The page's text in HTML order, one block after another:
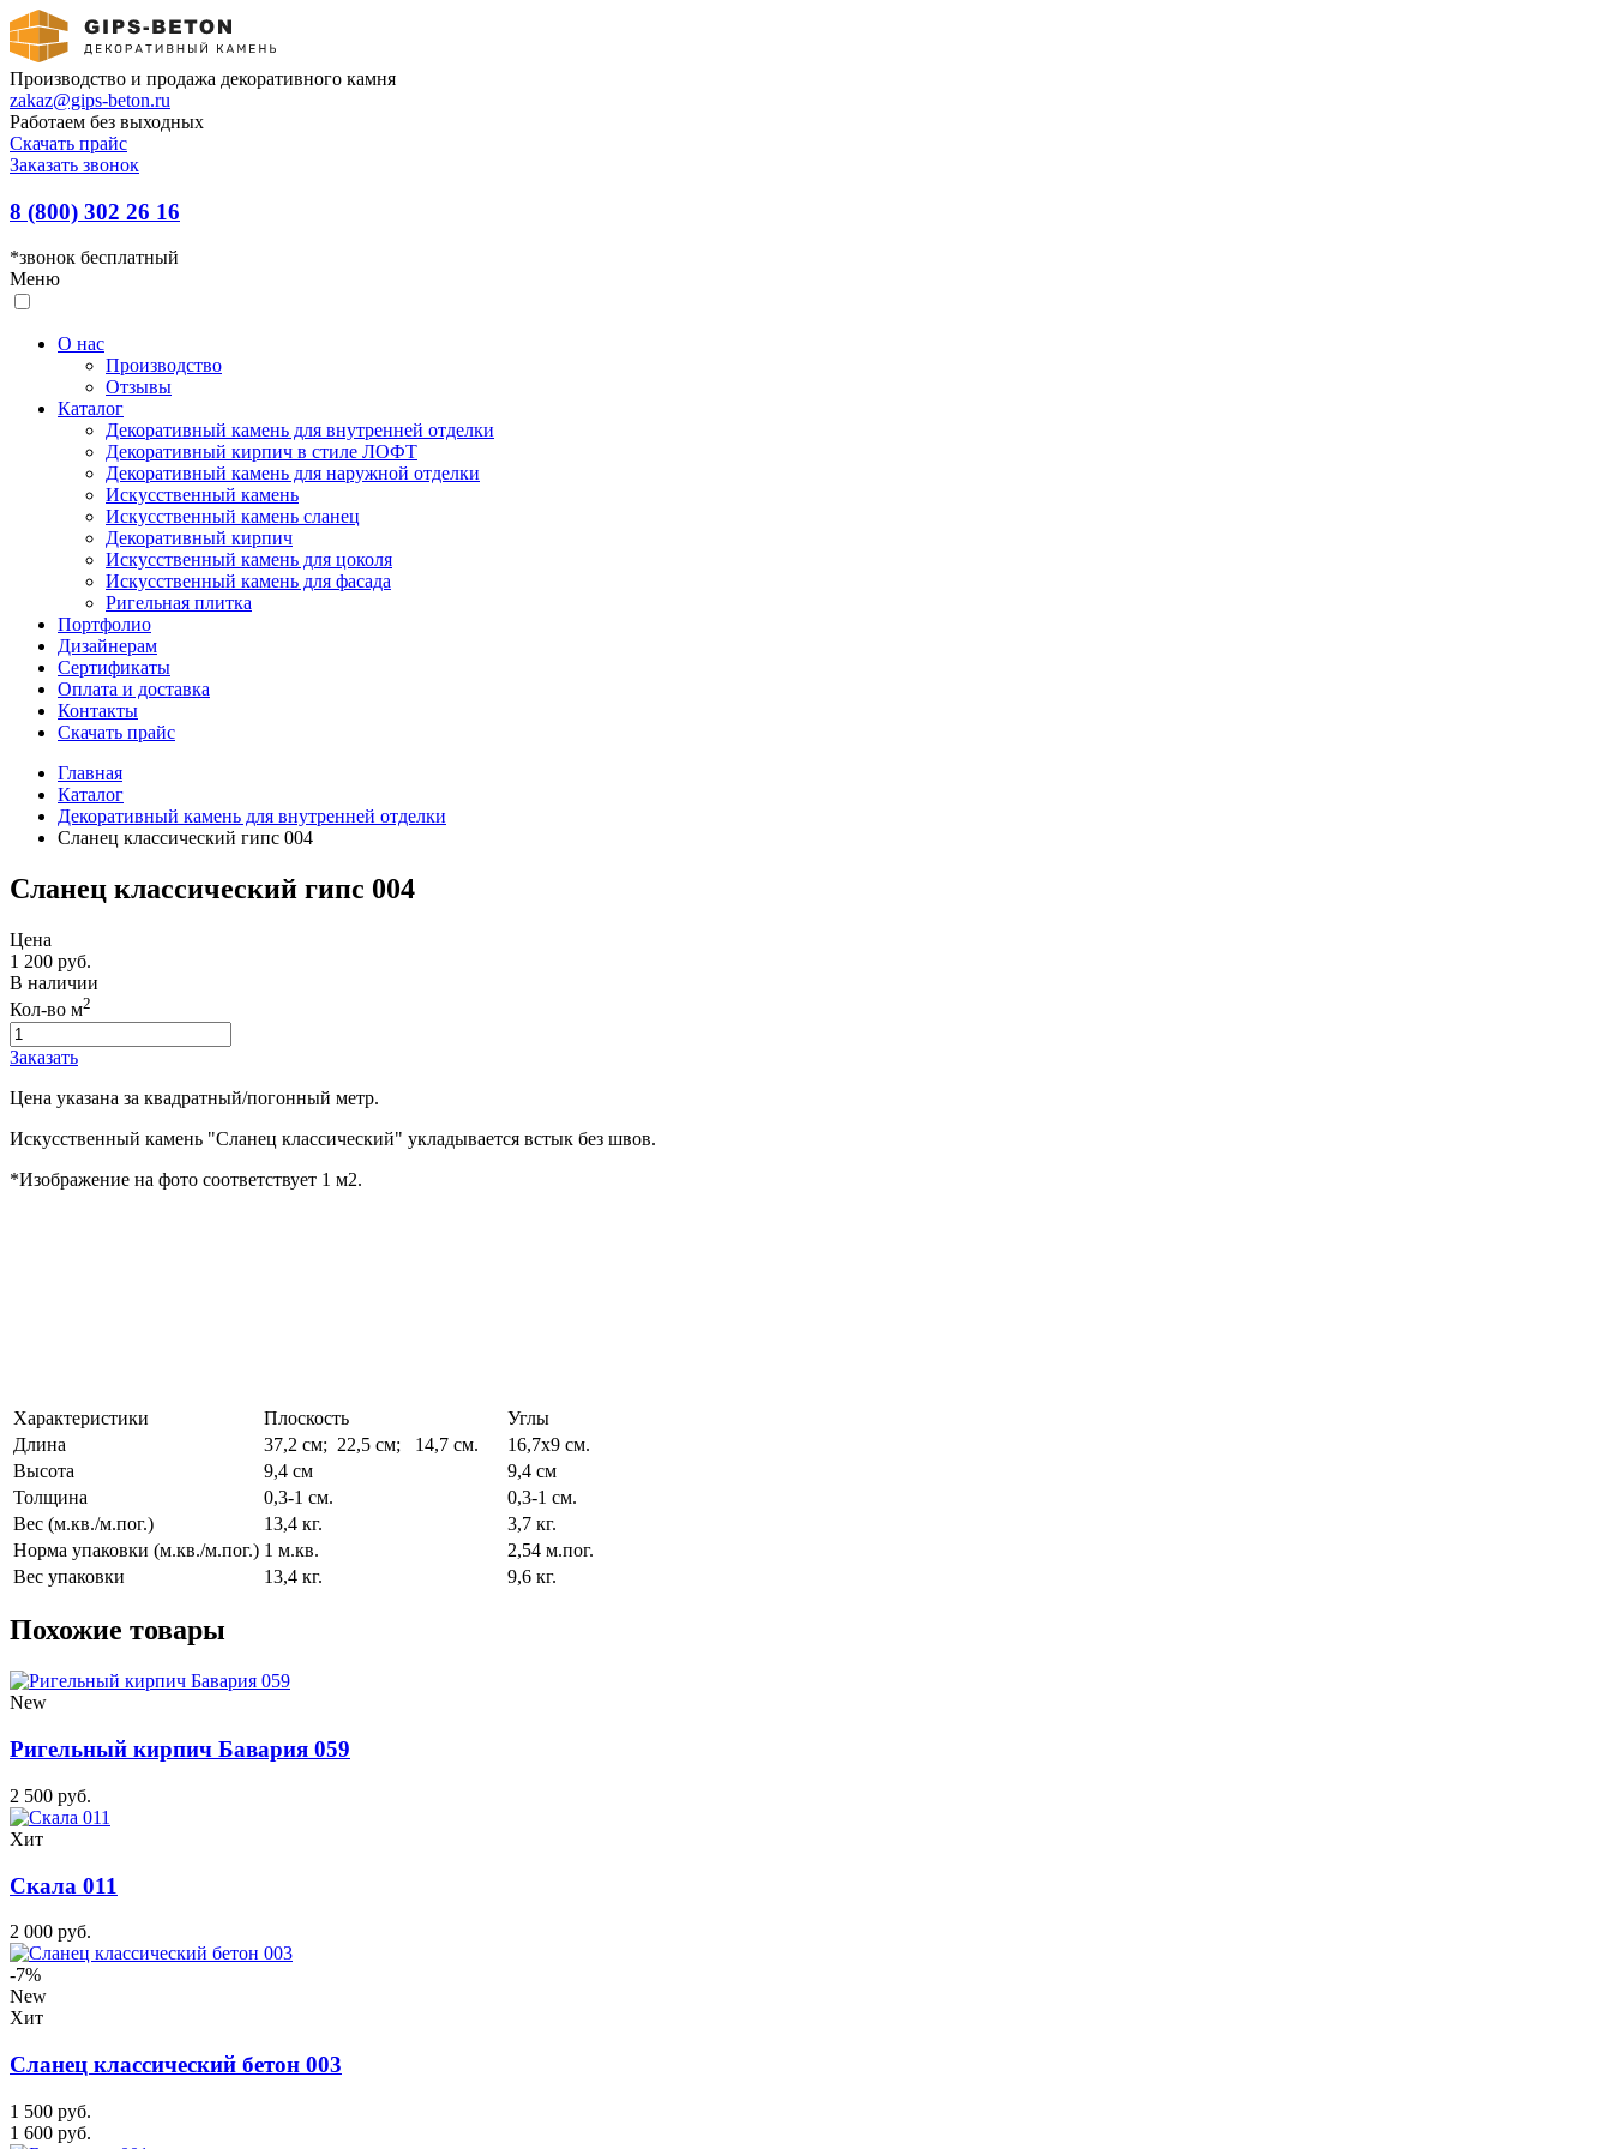
Производство и продажа декоративного камня
zakaz@gips-beton.ru
Работаем без выходных
Скачать прайс
Заказать звонок
8 (800) 302 26 16
*звонок бесплатный
Меню
О нас
Производство
Отзывы
Каталог
Декоративный камень для внутренней отделки
Декоративный кирпич в стиле ЛОФТ
Декоративный камень для наружной отделки
Искусственный камень
Искусственный камень сланец
Декоративный кирпич
Искусственный камень для цоколя
Искусственный камень для фасада
Ригельная плитка
Портфолио
Дизайнерам
Сертификаты
Оплата и доставка
Контакты
Скачать прайс
Главная
Каталог
Декоративный камень для внутренней отделки
Сланец классический гипс 004
Сланец классический гипс 004
Цена
1 200 руб.
В наличии
Кол-во м2
Заказать
Цена указана за квадратный/погонный метр.
Искусственный камень "Сланец классический" укладывается встык без швов.
*Изображение на фото соответствует 1 м2.
Характеристики Плоскость
Углы
Длина
37,2 см; 22,5 см; 14,7 см.
16,7х9 см.
Высота
9,4 см
9,4 см
Толщина
0,3-1 см.
0,3-1 см.
Вес (м.кв./м.пог.)
13,4 кг.
3,7 кг.
Норма упаковки (м.кв./м.пог.) 1 м.кв.
2,54 м.пог.
Вес упаковки
13,4 кг. 9,6 кг.
Похожие товары
New
Ригельный кирпич Бавария 059
2 500 руб.
Хит
Скала 011
2 000 руб.
-7%
New
Хит
Сланец классический бетон 003
1 500 руб.
1 600 руб.